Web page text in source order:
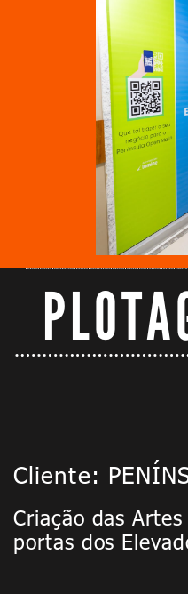
Cliente:
Criação das
portas dos